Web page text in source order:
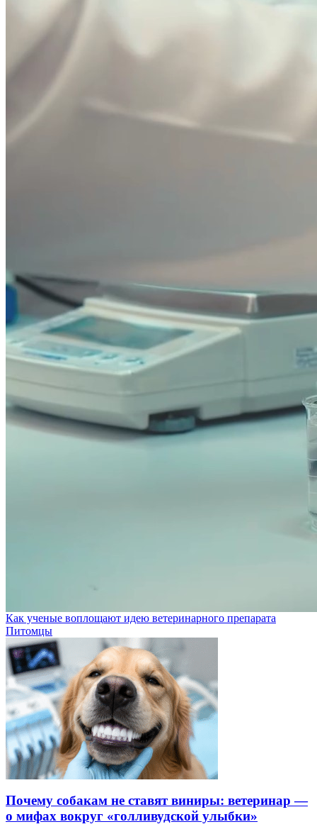
Как ученые воплощают идею ветеринарного препарата
Питомцы
Почему собакам не ставят виниры: ветеринар —
о мифах вокруг «голливудской улыбки»